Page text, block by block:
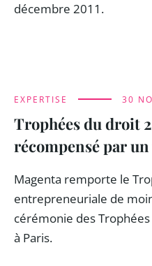
décembre 2011.
EXPERTISE 30
Trophées du droit
récompensé par
Magenta remporte le
entrepreneuriale de
cérémonie des
à Paris.